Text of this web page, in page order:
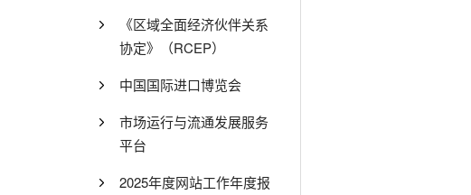
《区域全面经济伙伴关系
协定》（RCEP）
中国国际进口博览会
市场运行与流通发展服务
平台
2025年度网站工作年度报